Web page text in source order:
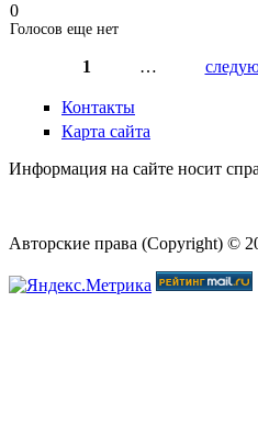
0
Голосов еще нет
1 …
Контакты
Карта сайта
Информация на сайте носит
Авторские права (Copyright) ©